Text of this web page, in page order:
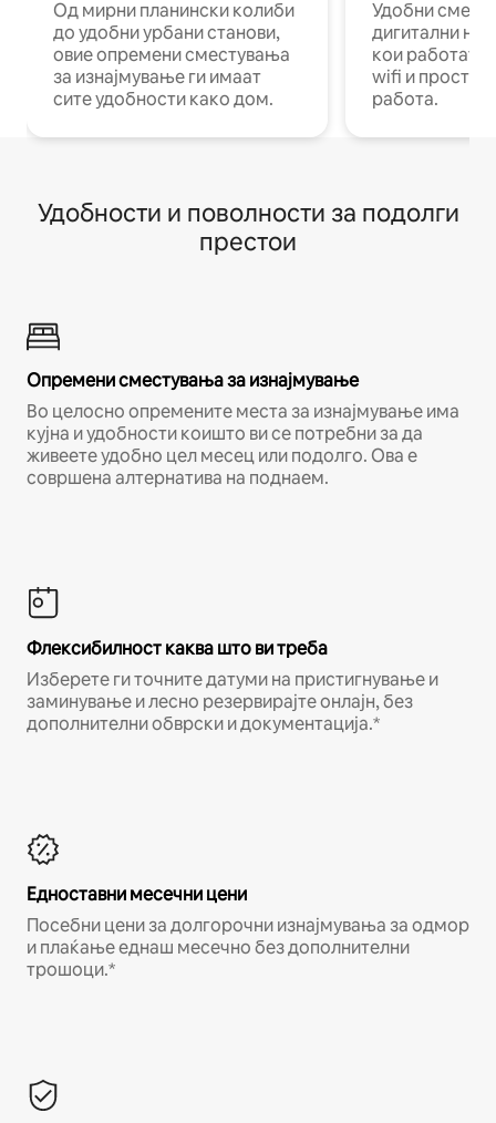
Од мирни планински колиби
до удобни урбани станови,
овие опремени сместувања
за изнајмување ги имаат
сите удобности како дом.
Удобни
дигитални
кои работат
wifi и
работа.
Удобности и поволности за подолги
престои
Опремени сместувања за изнајмување
Во целосно опремените места за изнајмување има
кујна и удобности коишто ви се потребни за да
живеете удобно цел месец или подолго. Ова е
совршена алтернатива на поднаем.
Флексибилност каква што ви треба
Изберете ги точните датуми на пристигнување и
заминување и лесно резервирајте онлајн, без
дополнителни обврски и документација.*
Едноставни месечни цени
Посебни цени за долгорочни изнајмувања за одмор
и плаќање еднаш месечно без дополнителни
трошоци.*